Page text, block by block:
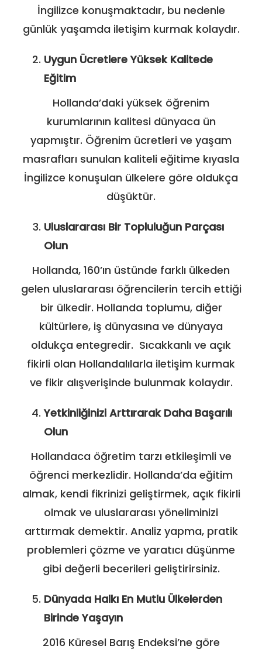
İngilizce konuşmaktadır, bu nedenle
günlük yaşamda iletişim kurmak kolaydır.
Uygun Ücretlere Yüksek Kalitede
Eğitim
Hollanda’daki yüksek öğrenim
kurumlarının kalitesi dünyaca ün
yapmıştır. Öğrenim ücretleri ve yaşam
masrafları sunulan kaliteli eğitime kıyasla
İngilizce konuşulan ülkelere göre oldukça
düşüktür.
Uluslararası Bir Topluluğun Parçası
Olun
Hollanda, 160’ın üstünde farklı ülkeden
gelen uluslararası öğrencilerin tercih ettiği
bir ülkedir. Hollanda toplumu, diğer
kültürlere, iş dünyasına ve dünyaya
oldukça entegredir. Sıcakkanlı ve açık
fikirli olan Hollandalılarla iletişim kurmak
ve fikir alışverişinde bulunmak kolaydır.
Yetkinliğinizi Arttırarak Daha Başarılı
Olun
Hollandaca öğretim tarzı etkileşimli ve
öğrenci merkezlidir. Hollanda’da eğitim
almak, kendi fikrinizi geliştirmek, açık fikirli
olmak ve uluslararası yöneliminizi
arttırmak demektir. Analiz yapma, pratik
problemleri çözme ve yaratıcı düşünme
gibi değerli becerileri geliştirirsiniz.
Dünyada Halkı En Mutlu Ülkelerden
Birinde Yaşayın
2016 Küresel Barış Endeksi’ne göre